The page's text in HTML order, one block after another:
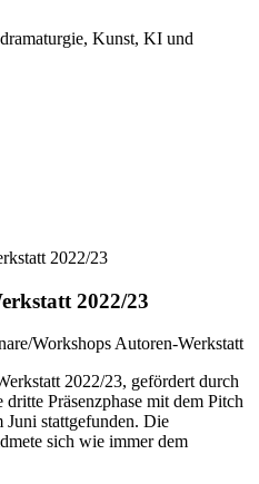
Kunst, KI und
2022/23
2022/23
Workshops Autoren-Werkstatt
2022/23, gefördert durch
Präsenzphase mit dem Pitch
Juni stattgefunden. Die
sich wie immer dem